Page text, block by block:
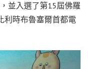
並入選了第15屆佛羅
利時布魯塞爾首都電